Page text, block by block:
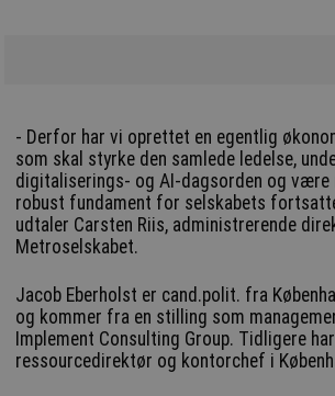
- Derfor har vi oprettet en egentlig
som skal styrke den samlede ledelse,
digitaliserings- og AI-dagsorden og
robust fundament for selskabets
udtaler Carsten Riis, administrerende
Metroselskabet.
Jacob Eberholst er cand.polit. fra
og kommer fra en stilling som
Implement Consulting Group. Tidligere
ressourcedirektør og kontorchef i